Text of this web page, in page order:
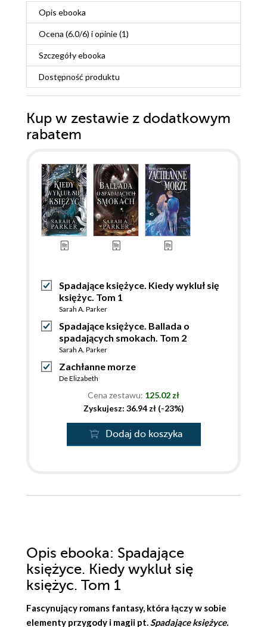
Opis ebooka
Ocena (6.0/6) i opinie (1)
Szczegółyebooka
Dostępność produktu
Kup w zestawie z dodatkowym
rabatem
Spadające księżyce. Kiedy wykluł się
księżyc. Tom 1
Sarah A. Parker
Spadające księżyce. Ballada o
spadających smokach. Tom 2
Sarah A. Parker
Zachłanne morze
De Elizabeth
Cena zestawu: 125.02 zł
Zyskujesz: 36.94 zł (-23%)
Dodaj do koszyka
Opis ebooka: Spadające
księżyce. Kiedy wykluł się
księżyc. Tom 1
Fascynujący romans fantasy, która łączy w sobie
elementy przygody i magii pt.Spadające księżyce.